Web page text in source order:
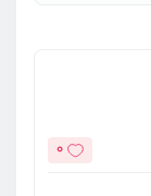
0